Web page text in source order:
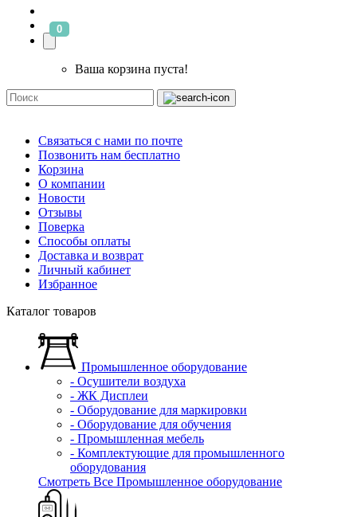
0
Ваша корзина пуста!
Связаться с нами по почте
Позвонить нам бесплатно
Корзина
О компании
Новости
Отзывы
Поверка
Способы оплаты
Доставка и возврат
Личный кабинет
Избранное
Каталог товаров
Промышленное оборудование
- Осушители воздуха
- ЖК Дисплеи
- Оборудование для маркировки
- Оборудование для обучения
- Промышленная мебель
- Комплектующие для промышленного
оборудования
Смотреть Все Промышленное оборудование